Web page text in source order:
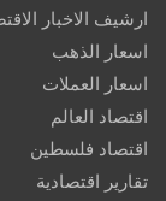
ارشيف الاخبار
اسعار الذهب
اسعار العملات
اقتصاد العالم
اقتصاد فلسطين
تقارير اقتصادية